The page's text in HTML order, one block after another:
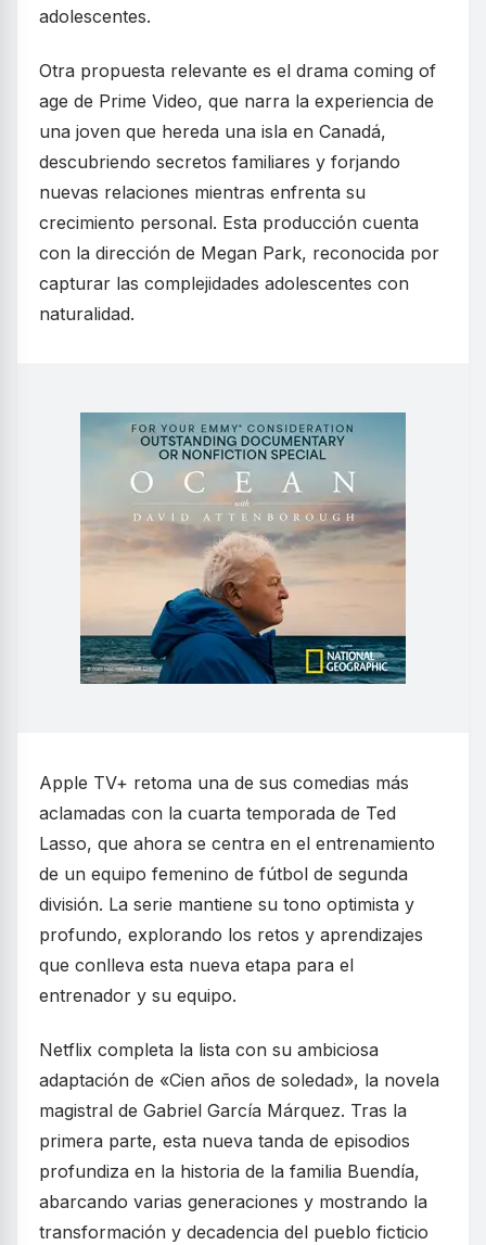
adolescentes.
Otra propuesta relevante es el drama coming of
age de Prime Video, que narra la experiencia de
una joven que hereda una isla en Canadá,
descubriendo secretos familiares y forjando
nuevas relaciones mientras enfrenta su
crecimiento personal. Esta producción cuenta
con la dirección de Megan Park, reconocida por
capturar las complejidades adolescentes con
naturalidad.
Apple TV+ retoma una de sus comedias más
aclamadas con la cuarta temporada de Ted
Lasso, que ahora se centra en el entrenamiento
de un equipo femenino de fútbol de segunda
división. La serie mantiene su tono optimista y
profundo, explorando los retos y aprendizajes
que conlleva esta nueva etapa para el
entrenador y su equipo.
Netflix completa la lista con su ambiciosa
adaptación de «Cien años de soledad», la novela
magistral de Gabriel García Márquez. Tras la
primera parte, esta nueva tanda de episodios
profundiza en la historia de la familia Buendía,
abarcando varias generaciones y mostrando la
transformación y decadencia del pueblo ficticio